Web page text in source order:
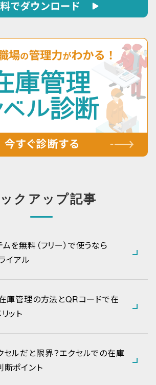
クアップ記事
を無料（フリー）で使うなら
イアル
庫管理の方法とQRコードで在
ット
ルだと限界？エクセルでの在庫
ポイント